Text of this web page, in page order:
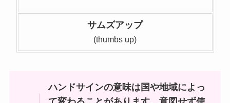
サムズアップ
(thumbs up)
ハンドサインの意味は国や地域によっ